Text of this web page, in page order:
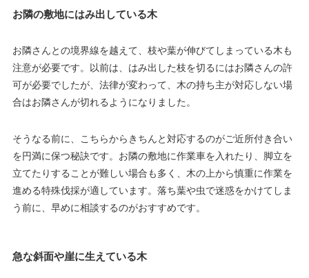
お隣の敷地にはみ出している木
お隣さんとの境界線を越えて、枝や葉が伸びてしまっている木も
注意が必要です。以前は、はみ出した枝を切るにはお隣さんの許
可が必要でしたが、法律が変わって、木の持ち主が対応しない場
合はお隣さんが切れるようになりました。
そうなる前に、こちらからきちんと対応するのがご近所付き合い
を円満に保つ秘訣です。お隣の敷地に作業車を入れたり、脚立を
立てたりすることが難しい場合も多く、木の上から慎重に作業を
進める特殊伐採が適しています。落ち葉や虫で迷惑をかけてしま
う前に、早めに相談するのがおすすめです。
急な斜面や崖に生えている木